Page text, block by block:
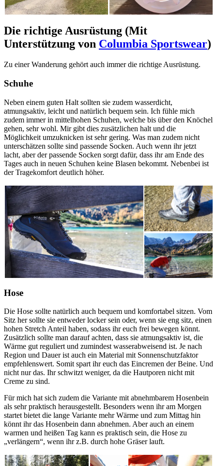
Die richtige Ausrüstung (Mit
Unterstützung von Columbia Sportswear)
Zu einer Wanderung gehört auch immer die richtige Ausrüstung.
Schuhe
Neben einem guten Halt sollten sie zudem wasserdicht,
atmungsaktiv, leicht und natürlich bequem sein. Ich fühle mich
zudem immer in mittelhohen Schuhen, welche bis über den Knöchel
gehen, sehr wohl. Mir gibt dies zusätzlichen halt und die
Möglichkeit umzuknicken ist sehr gering. Was man zudem nicht
unterschätzen sollte sind passende Socken. Auch wenn ihr jetzt
lacht, aber der passende Socken sorgt dafür, dass ihr am Ende des
Tages auch in neuen Schuhen keine Blasen bekommt. Nebenbei ist
der Tragekomfort deutlich höher.
Hose
Die Hose sollte natürlich auch bequem und komfortabel sitzen. Vom
Sitz her sollte sie entweder locker sein oder, wenn sie eng sitz, einen
hohen Stretch Anteil haben, sodass ihr euch frei bewegen könnt.
Zusätzlich sollte man darauf achten, dass sie atmungsaktiv ist, die
Wärme gut reguliert und zumindest wasserabweisend ist. Je nach
Region und Dauer ist auch ein Material mit Sonnenschutzfaktor
empfehlenswert. Somit spart ihr euch das Eincremen der Beine. Und
nicht nur das. Ihr schwitzt weniger, da die Hautporen nicht mit
Creme zu sind.
Für mich hat sich zudem die Variante mit abnehmbarem Hosenbein
als sehr praktisch herausgestellt. Besonders wenn ihr am Morgen
startet bietet die lange Variante mehr Wärme und zum Mittag hin
könnt ihr das Hosenbein dann abnehmen. Aber auch an einem
warmen und heißen Tag kann es praktisch sein, die Hose zu
„verlängern“, wenn ihr z.B. durch hohe Gräser lauft.